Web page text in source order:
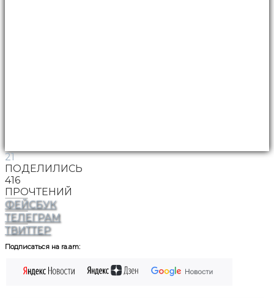
21
ПОДЕЛИЛИСЬ
416
ПРОЧТЕНИЙ
ФЕЙСБУК
ТЕЛЕГРАМ
ТВИТТЕР
Подписаться на ra.am: